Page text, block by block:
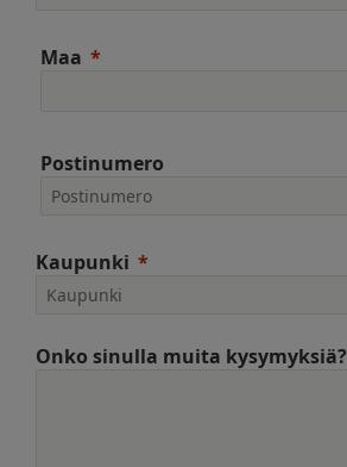
Maa
Postinumero
Kaupunki
Onko sinulla muita kysymyksiä?